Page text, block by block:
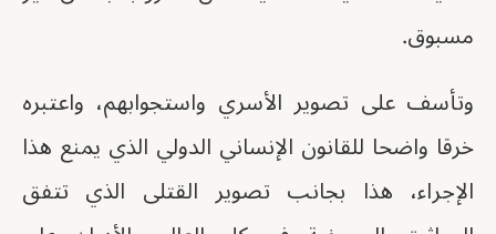
مسبوق.
وتأسف على تصوير الأسري واستجوابهم، واعتبره
خرقا واضحا للقانون الإنساني الدولي الذي يمنع هذا
الإجراء، هذا بجانب تصوير القتلى الذي تتفق